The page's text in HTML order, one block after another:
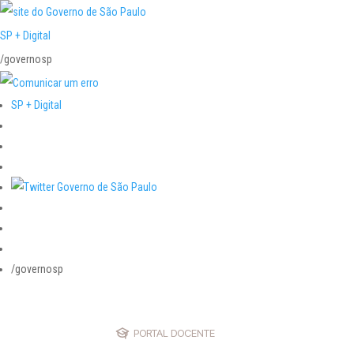
SP + Digital
/governosp
SP + Digital
/governosp
PORTAL DOCENTE